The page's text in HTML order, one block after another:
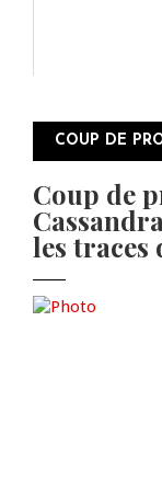
COUP DE
Coup de
les traces
Pagination